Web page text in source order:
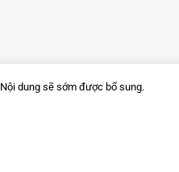
Nội dung sẽ sớm được bổ sung.